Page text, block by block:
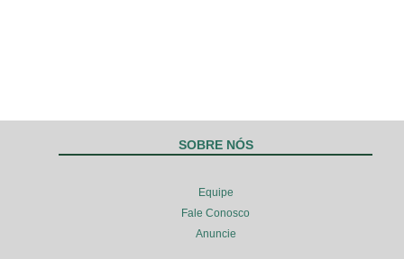
SOBRE NÓS
Equipe
Fale Conosco
Anuncie